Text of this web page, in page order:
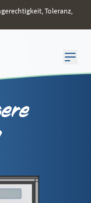
Toleranz,